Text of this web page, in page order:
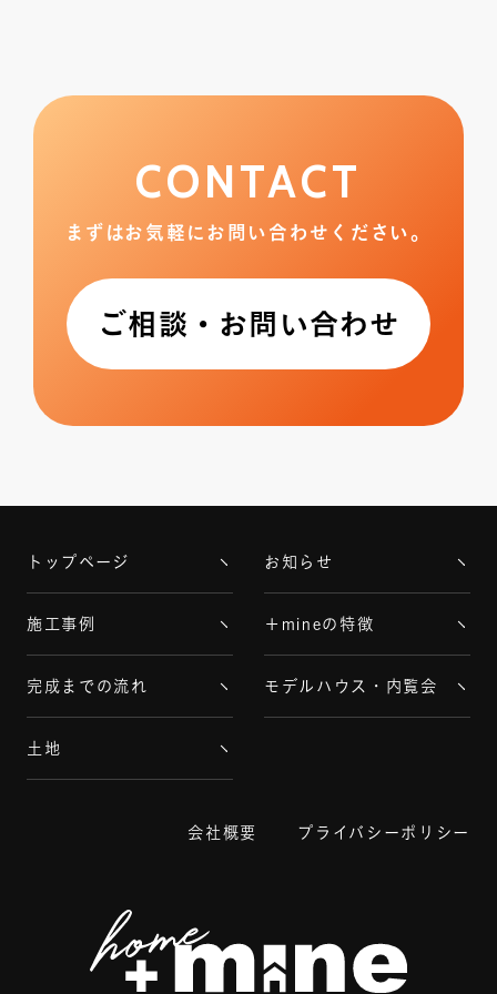
CONTACT
まずはお気軽にお問い合わせください。
ご相談・お問い合わせ
トップページ お知らせ
施工事例 ＋mineの特徴
完成までの流れ モデルハウス・内覧会
土地
会社概要 プライバシーポリシー